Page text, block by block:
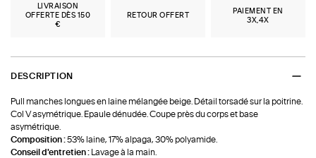
LIVRAISON
OFFERTE DÈS 150
€
RETOUR OFFERT
PAIEMENT EN
3X,4X
DESCRIPTION
Pull manches longues en laine mélangée beige. Détail torsadé sur la poitrine.
Col V asymétrique. Epaule dénudée. Coupe près du corps et base
asymétrique.
Composition :53% laine, 17% alpaga, 30% polyamide.
Conseil d'entretien : Lavage à la main.